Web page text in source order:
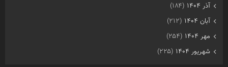
آذر ۱۴۰۴
(۱۸۴)
آبان ۱۴۰۴
(۲۱۲)
مهر ۱۴۰۴
(۲۵۴)
شهریور ۱۴۰۴
(۲۲۵)